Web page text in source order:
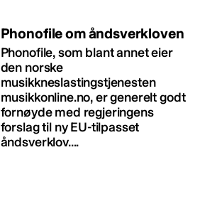
Phonofile om åndsverkloven
Phonofile, som blant annet eier
den norske
musikkneslastingstjenesten
musikkonline.no, er generelt godt
fornøyde med regjeringens
forslag til ny EU-tilpasset
åndsverklov....